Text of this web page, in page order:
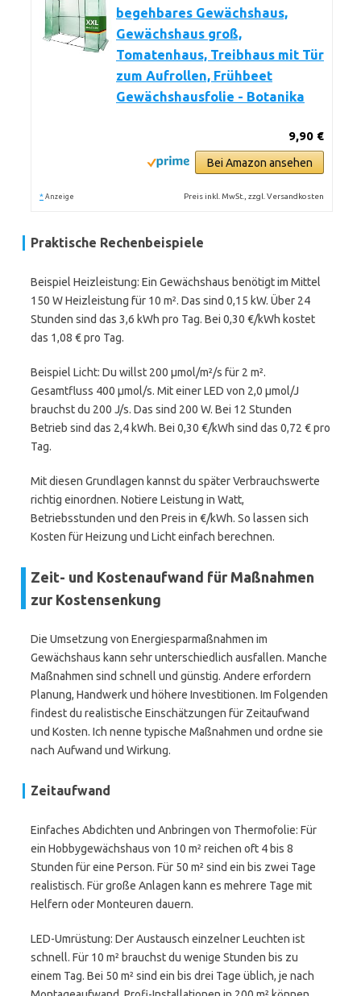
begehbares Gewächshaus,
Gewächshaus groß,
Tomatenhaus, Treibhaus mit Tür
zum Aufrollen, Frühbeet
Gewächshausfolie - Botanika
9,90 €
Bei Amazon ansehen
* Anzeige Preis inkl. MwSt., zzgl. Versandkosten
Praktische Rechenbeispiele
Beispiel Heizleistung: Ein Gewächshaus benötigt im Mittel
150 W Heizleistung für 10 m². Das sind 0,15 kW. Über 24
Stunden sind das 3,6 kWh pro Tag. Bei 0,30 €/kWh kostet
das 1,08 € pro Tag.
Beispiel Licht: Du willst 200 µmol/m²/s für 2 m².
Gesamtfluss 400 µmol/s. Mit einer LED von 2,0 µmol/J
brauchst du 200 J/s. Das sind 200 W. Bei 12 Stunden
Betrieb sind das 2,4 kWh. Bei 0,30 €/kWh sind das 0,72 € pro
Tag.
Mit diesen Grundlagen kannst du später Verbrauchswerte
richtig einordnen. Notiere Leistung in Watt,
Betriebsstunden und den Preis in €/kWh. So lassen sich
Kosten für Heizung und Licht einfach berechnen.
Zeit- und Kostenaufwand für Maßnahmen
zur Kostensenkung
Die Umsetzung von Energiesparmaßnahmen im
Gewächshaus kann sehr unterschiedlich ausfallen. Manche
Maßnahmen sind schnell und günstig. Andere erfordern
Planung, Handwerk und höhere Investitionen. Im Folgenden
findest du realistische Einschätzungen für Zeitaufwand
und Kosten. Ich nenne typische Maßnahmen und ordne sie
nach Aufwand und Wirkung.
Zeitaufwand
Einfaches Abdichten und Anbringen von Thermofolie: Für
ein Hobbygewächshaus von 10 m² reichen oft 4 bis 8
Stunden für eine Person. Für 50 m² sind ein bis zwei Tage
realistisch. Für große Anlagen kann es mehrere Tage mit
Helfern oder Monteuren dauern.
LED-Umrüstung: Der Austausch einzelner Leuchten ist
schnell. Für 10 m² brauchst du wenige Stunden bis zu
einem Tag. Bei 50 m² sind ein bis drei Tage üblich, je nach